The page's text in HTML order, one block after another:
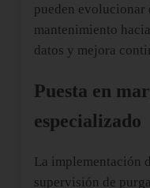
pueden evolucionar
mantenimiento
datos y mejora
Puesta en
especializado
La implementación
supervisión de